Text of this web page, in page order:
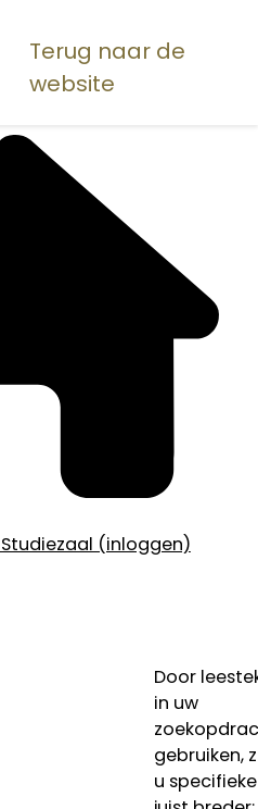
Terug naar de
website
Studiezaal (inloggen)
Door
in uw
gebruiken,
u